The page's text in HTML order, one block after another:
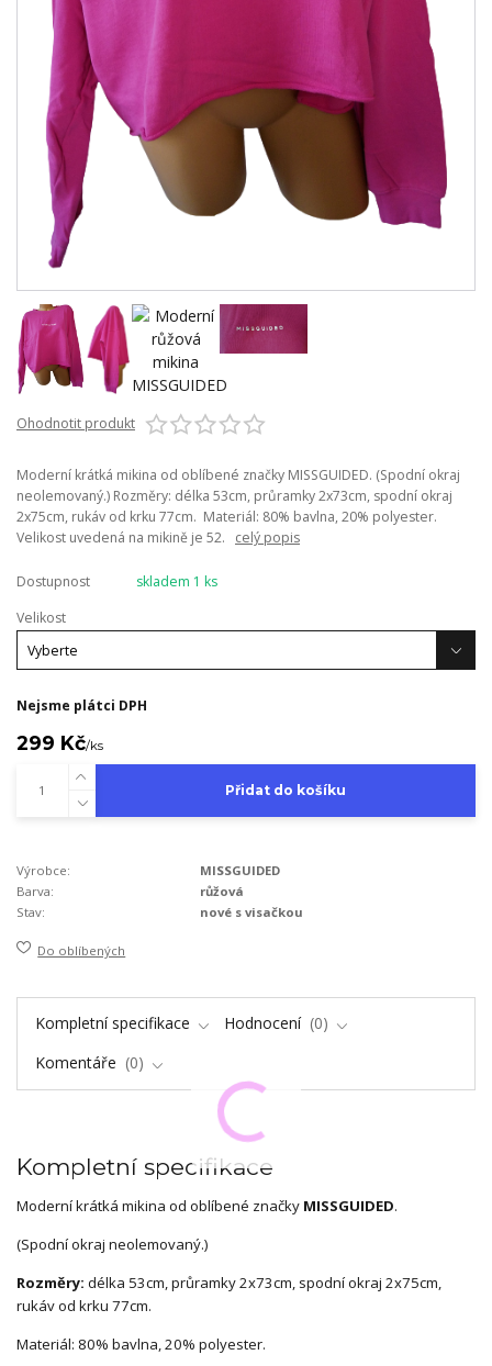
Ohodnotit produkt
Moderní krátká mikina od oblíbené značky MISSGUIDED. (Spodní okraj
neolemovaný.) Rozměry: délka 53cm, průramky 2x73cm, spodní okraj
2x75cm, rukáv od krku 77cm. Materiál: 80% bavlna, 20% polyester.
Velikost uvedená na mikině je 52. celý popis
Dostupnost
skladem 1 ks
Velikost
Nejsme plátci DPH
299 Kč/ks
Přidat do košíku
Výrobce:
MISSGUIDED
Barva:
růžová
Stav:
nové s visačkou
Do oblíbených
Kompletní specifikace Hodnocení
0
Komentáře
0
Kompletní specifikace
Moderní krátká mikina od oblíbené značky MISSGUIDED.
(Spodní okraj neolemovaný.)
Rozměry: délka 53cm, průramky 2x73cm, spodní okraj 2x75cm,
rukáv od krku 77cm.
Materiál: 80% bavlna, 20% polyester.